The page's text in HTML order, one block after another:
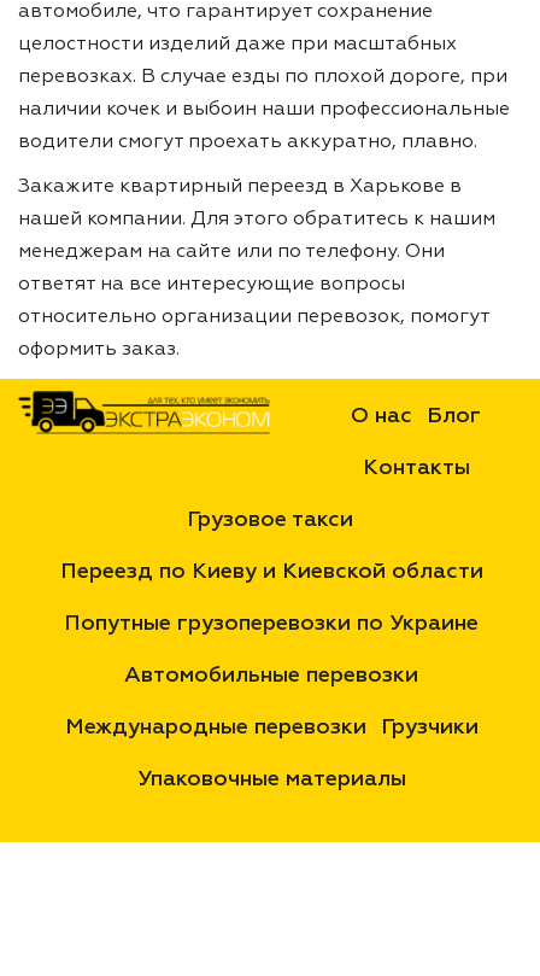
автомобиле, что гарантирует сохранение
целостности изделий даже при масштабных
перевозках. В случае езды по плохой дороге, при
наличии кочек и выбоин наши профессиональные
водители смогут проехать аккуратно, плавно.
Закажите квартирный переезд в Харькове в
нашей компании. Для этого обратитесь к нашим
менеджерам на сайте или по телефону. Они
ответят на все интересующие вопросы
относительно организации перевозок, помогут
оформить заказ.
О нас Блог
Контакты
Грузовое такси
Переезд по Киеву и Киевской области
Попутные грузоперевозки по Украине
Автомобильные перевозки
Международные перевозки Грузчики
Упаковочные материалы